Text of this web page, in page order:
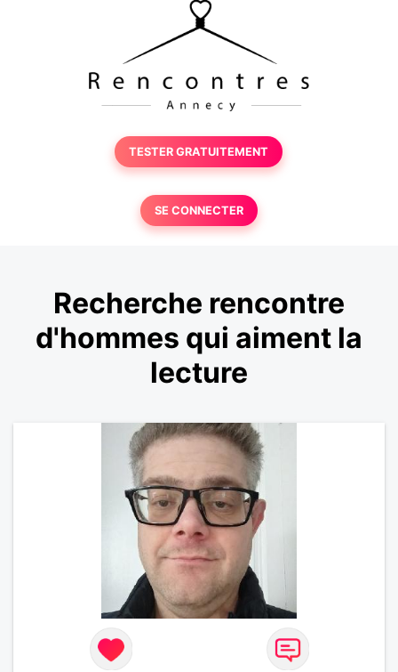
TESTER GRATUITEMENT
SE CONNECTER
Recherche rencontre
d'hommes qui aiment la
lecture